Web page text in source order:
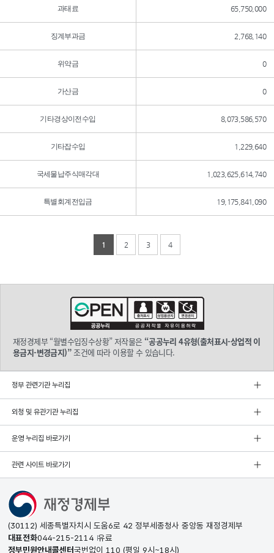
과태료 65,750,000
징계부과금 2,768,140
위약금 0
가산금 0
기타경상이전수입 8,073,586,570
기타잡수입 1,229,640
국세물납주식매각대 1,023,625,614,740
특별회계전입금 19,175,841,090
1 2 3 4
재정경제부 “월별수입징수상황” 저작물은 “공공누리 4유형(출처표시-상업적 이
용금지-변경금지)”조건에 따라 이용할 수 있습니다.
정부 관련기관 누리집
외청 및 유관기관 누리집
운영 누리집 바로가기
관련 사이트 바로가기
(30112) 세종특별자치시 도움6로 42 정부세종청사 중앙동 재정경제부
대표전화044-215-2114 유료
정부민원안내콜센터국번없이 110 (평일 9시~18시)